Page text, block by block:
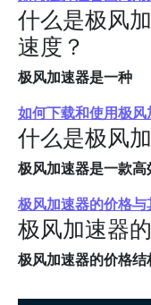
什么是极风
速度？
极风加速器是一种
如何下载和使用极风
什么是极风
极风加速器是一款高
极风加速器的价格
极风加速器
极风加速器的价格结